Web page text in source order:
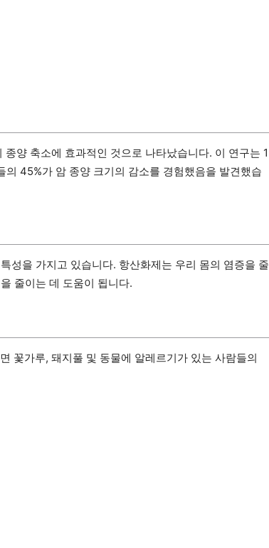
양 축소에 효과적인 것으로 나타났습니다. 이 연구는 1
45%가 암 종양 크기의 감소를 경험했음을 발견했습
성을 가지고 있습니다. 항산화제는 우리 몸의 염증을 줄
줄이는 데 도움이 됩니다.
꽃가루, 돼지풀 및 동물에 알레르기가 있는 사람들의